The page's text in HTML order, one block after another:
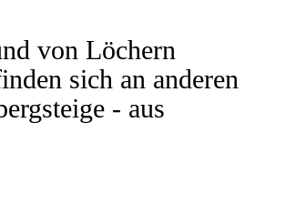
von Löchern
sich an anderen
- aus